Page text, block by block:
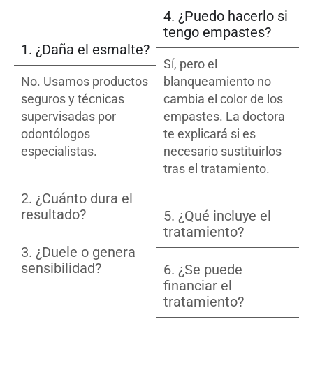
1. ¿Daña el esmalte?
No. Usamos productos
seguros y técnicas
supervisadas por
odontólogos
especialistas.
2. ¿Cuánto dura el
resultado?
3. ¿Duele o genera
sensibilidad?
4. ¿Puedo hacerlo si
tengo empastes?
Sí, pero el
blanqueamiento no
cambia el color de los
empastes. La doctora
te explicará si es
necesario sustituirlos
tras el tratamiento.
5. ¿Qué incluye el
tratamiento?
6. ¿Se puede
financiar el
tratamiento?